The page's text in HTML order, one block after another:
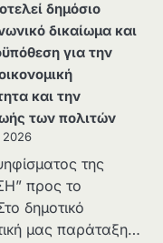
δημόσιο
δικαίωμα και
για την
και την
των πολιτών
2026
της
προς το
δημοτικό
μας παράταξη…